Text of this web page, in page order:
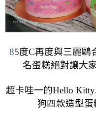
85度C再度與三麗鷗
名蛋糕絕對讓大
超卡哇一的Hello
狗四款造型蛋